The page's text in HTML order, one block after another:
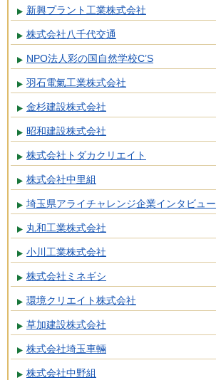
新興プラント工業株式会社
株式会社八千代交通
NPO法人彩の国自然学校C’S
羽石電氣工業株式会社
金杉建設株式会社
昭和建設株式会社
株式会社トダカクリエイト
株式会社中里組
埼玉県アライチャレンジ企業インタビュー
丸和工業株式会社
小川工業株式会社
株式会社ミネギシ
環境クリエイト株式会社
草加建設株式会社
株式会社埼玉車輛
株式会社中野組